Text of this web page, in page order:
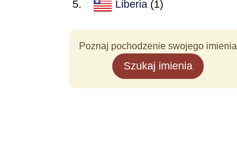
Liberia (1)
Poznaj pochodzenie swojego imienia
Szukaj imienia